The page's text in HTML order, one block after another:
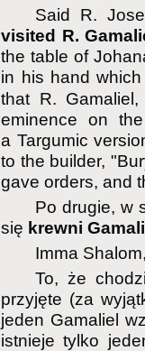
Said R.
visited R.
the table of
in his hand
that R.
eminence on
a Targumic
to the builder,
gave orders, and
Po drugie, w
się krewni
Imma
To, że
przyjęte (za
jeden Gamaliel
istnieje tylko